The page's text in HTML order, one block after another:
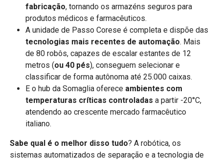
fabricação, tornando os armazéns seguros para
produtos médicos e farmacêuticos.
A unidade de Passo Corese é completa e dispõe das
tecnologias mais recentes de automação. Mais
de 80 robôs, capazes de escalar estantes de 12
metros (ou 40 pés), conseguem selecionar e
classificar de forma autônoma até 25.000 caixas.
E o hub da Somaglia oferece ambientes com
temperaturas críticas controladas a partir -20°C,
atendendo ao crescente mercado farmacêutico
italiano.
Sabe qual é o melhor disso tudo? A robótica, os
sistemas automatizados de separação e a tecnologia de